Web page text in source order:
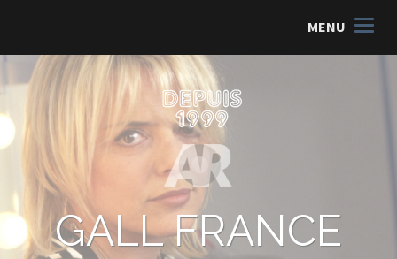
MENU
GALL FRANCE